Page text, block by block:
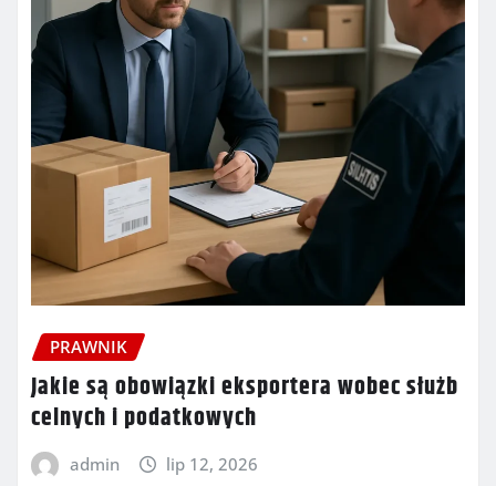
PRAWNIK
Jakie są obowiązki eksportera wobec służb
celnych i podatkowych
admin lip 12, 2026